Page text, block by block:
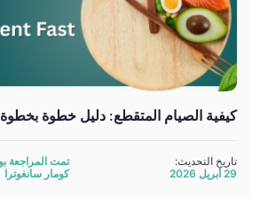
كيفية الصيام المتقطع: دليل خطوة بخطوة
تاريخ التحديث:
29 أبريل 2026
تمت المراجعة
كومار سانغوترا